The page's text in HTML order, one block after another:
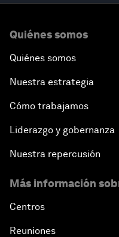
Quiénes somos
Quiénes somos
Nuestra estrategia
Cómo trabajamos
Liderazgo y gobernanza
Nuestra repercusión
Más información
Centros
Reuniones